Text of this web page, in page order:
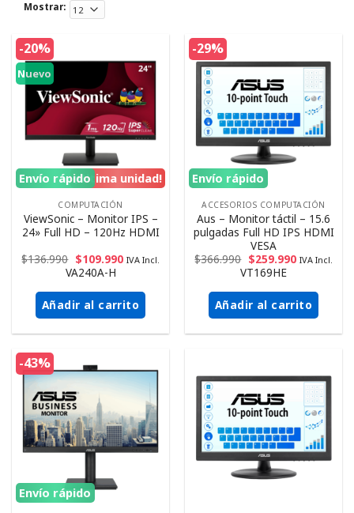
Mostrar:
-20%
Nuevo
¡Ultima unidad!
Envío rápido
COMPUTACIÓN
ViewSonic – Monitor IPS –
24» Full HD – 120Hz HDMI
$136.990 $109.990 IVA Incl.
VA240A-H
Añadir al carrito
-29%
Envío rápido
ACCESORIOS COMPUTACIÓN
Aus – Monitor táctil – 15.6
pulgadas Full HD IPS HDMI
VESA
$366.990 $259.990 IVA Incl.
VT169HE
Añadir al carrito
-43%
Envío rápido